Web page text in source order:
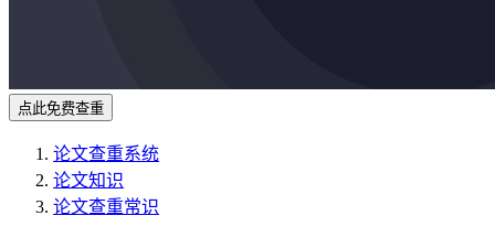
点此免费查重
论文查重系统
论文知识
论文查重常识